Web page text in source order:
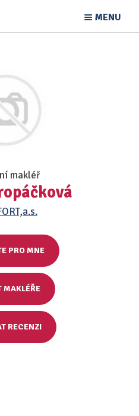
MENU
makléř
PRO MNE
MAKLÉŘE
RECENZI